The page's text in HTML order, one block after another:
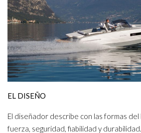
EL DISEÑO
El diseñador describe con las formas
fuerza, seguridad, fiabilidad y